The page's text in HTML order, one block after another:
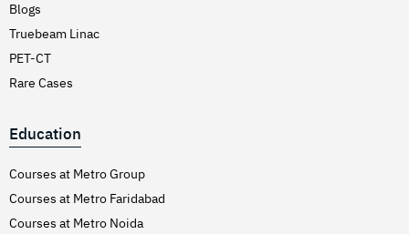
Blogs
Truebeam Linac
PET-CT
Rare Cases
Education
Courses at Metro Group
Courses at Metro Faridabad
Courses at Metro Noida